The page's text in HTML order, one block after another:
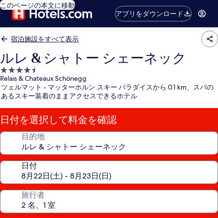
このページの本文に移動
アプリをダウンロード
宿泊施設をすべて表示
ルレ & シャトー シェーネック
4.5
つ
星
宿
泊
施
設
Relais & Chateaux Schönegg
ツェルマット - マッターホルン スキー パラダイスから 0.1 km、スパの
あるスキー装着のままアクセスできるホテル
日付を選択して料金を確認
目的地
日付
旅行者